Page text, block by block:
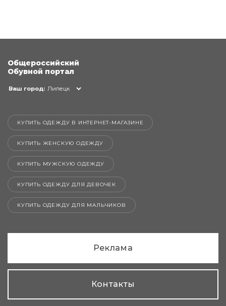
Общероссийский
Обувной портал
Ваш город: Липецк
КУПИТЬ ОДЕЖДУ В ИНТЕРНЕТ-МАГАЗИНЕ
КУПИТЬ ЖЕНСКУЮ ОДЕЖДУ
КУПИТЬ МУЖСКУЮ ОДЕЖДУ
КУПИТЬ ОДЕЖДУ ДЛЯ ДЕВОЧЕК
КУПИТЬ ОДЕЖДУ ДЛЯ МАЛЬЧИКОВ
Реклама
Контакты